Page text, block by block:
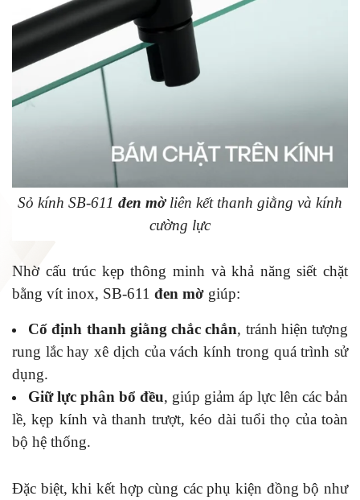
Sỏ kính SB-611 đen mờliên kết thanh giằng và kính
cường lực
Nhờ cấu trúc kẹp thông minh và khả năng siết chặt
bằng vít inox, SB-611 đen mờ giúp:
Cố định thanh giằng chắc chắn, tránh hiện tượng
rung lắc hay xê dịch của vách kính trong quá trình sử
dụng.
Giữ lực phân bổ đều, giúp giảm áp lực lên các bản
lề, kẹp kính và thanh trượt, kéo dài tuổi thọ của toàn
bộ hệ thống.
Đặc biệt, khi kết hợp cùng các phụ kiện đồng bộ như